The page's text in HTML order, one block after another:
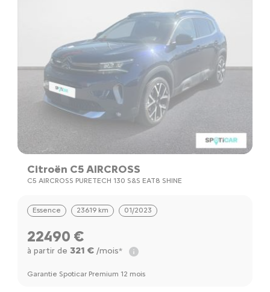
Citroën C5 AIRCROSS
C5 AIRCROSS PURETECH 130 S&S EAT8 SHINE
Essence 23619 km 01/2023
22490 €
à partir de 321 €/mois*
Garantie Spoticar Premium 12 mois